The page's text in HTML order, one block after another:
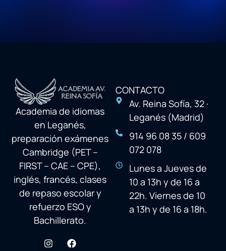
Academia de idiomas
en Leganés,
preparación exámenes
Cambridge (PET –
FIRST – CAE – CPE),
inglés, francés, clases
de repaso escolar y
refuerzo ESO y
Bachillerato.
CONTACTO
Av. Reina Sofía, 32 ·
Leganés (Madrid)
914 96 08 35 / 609
072 078
Lunes a Jueves de
10 a 13h y de 16 a
22h. Viernes de 10
a 13h y de 16 a 18h.